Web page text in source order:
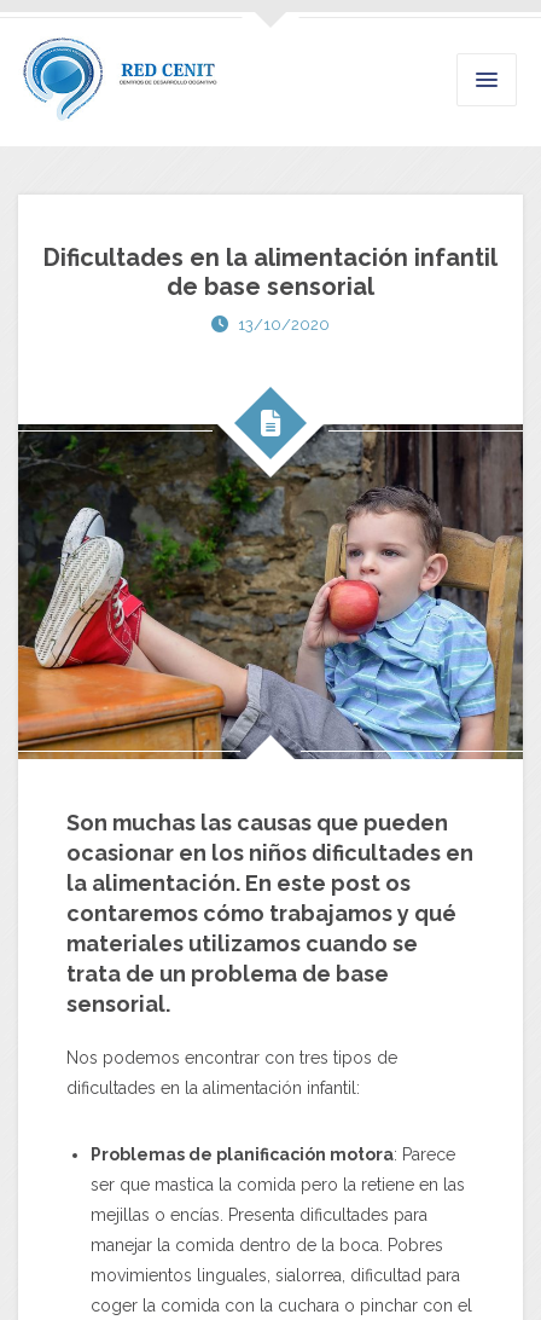
Dificultades en la alimentación infantil
de base sensorial
13/10/2020
Son muchas las causas que pueden
ocasionar en los niños dificultades en
la alimentación. En este post os
contaremos cómo trabajamos y qué
materiales utilizamos cuando se
trata de un problema de base
sensorial.
Nos podemos encontrar con tres tipos de
dificultades en la alimentación infantil:
Problemas de planificación motora: Parece
ser que mastica la comida pero la retiene en las
mejillas o encías. Presenta dificultades para
manejar la comida dentro de la boca. Pobres
movimientos linguales, sialorrea, dificultad para
coger la comida con la cuchara o pinchar con el